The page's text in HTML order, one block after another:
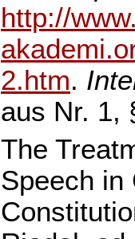
http://
2.htm.
aus Nr. 1,
The
Speech in